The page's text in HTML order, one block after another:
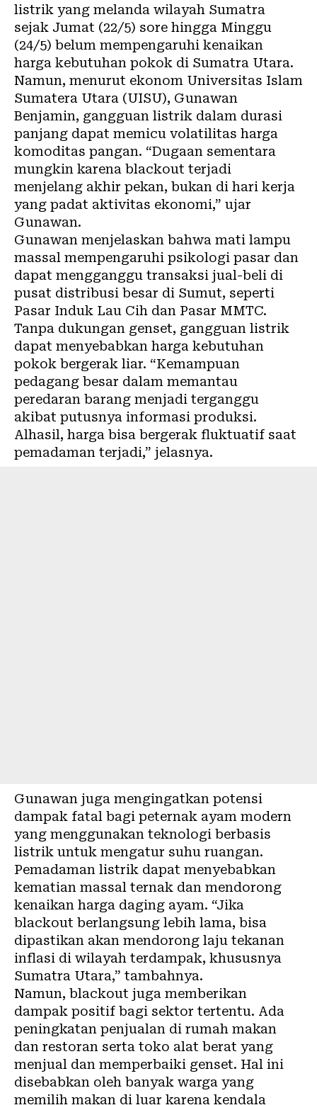
listrik yang melanda wilayah Sumatra
sejak Jumat (22/5) sore hingga Minggu
(24/5) belum mempengaruhi kenaikan
harga kebutuhan pokok di Sumatra Utara.
Namun, menurut ekonom Universitas Islam
Sumatera Utara (UISU), Gunawan
Benjamin, gangguan listrik dalam durasi
panjang dapat memicu volatilitas harga
komoditas pangan. “Dugaan sementara
mungkin karena blackout terjadi
menjelang akhir pekan, bukan di hari kerja
yang padat aktivitas ekonomi,” ujar
Gunawan.
Gunawan menjelaskan bahwa mati lampu
massal mempengaruhi psikologi pasar dan
dapat mengganggu transaksi jual-beli di
pusat distribusi besar di Sumut, seperti
Pasar Induk Lau Cih dan Pasar MMTC.
Tanpa dukungan genset, gangguan listrik
dapat menyebabkan harga kebutuhan
pokok bergerak liar. “Kemampuan
pedagang besar dalam memantau
peredaran barang menjadi terganggu
akibat putusnya informasi produksi.
Alhasil, harga bisa bergerak fluktuatif saat
pemadaman terjadi,” jelasnya.
Gunawan juga mengingatkan potensi
dampak fatal bagi peternak ayam modern
yang menggunakan teknologi berbasis
listrik untuk mengatur suhu ruangan.
Pemadaman listrik dapat menyebabkan
kematian massal ternak dan mendorong
kenaikan harga daging ayam. “Jika
blackout berlangsung lebih lama, bisa
dipastikan akan mendorong laju tekanan
inflasi di wilayah terdampak, khususnya
Sumatra Utara,” tambahnya.
Namun, blackout juga memberikan
dampak positif bagi sektor tertentu. Ada
peningkatan penjualan di rumah makan
dan restoran serta toko alat berat yang
menjual dan memperbaiki genset. Hal ini
disebabkan oleh banyak warga yang
memilih makan di luar karena kendala